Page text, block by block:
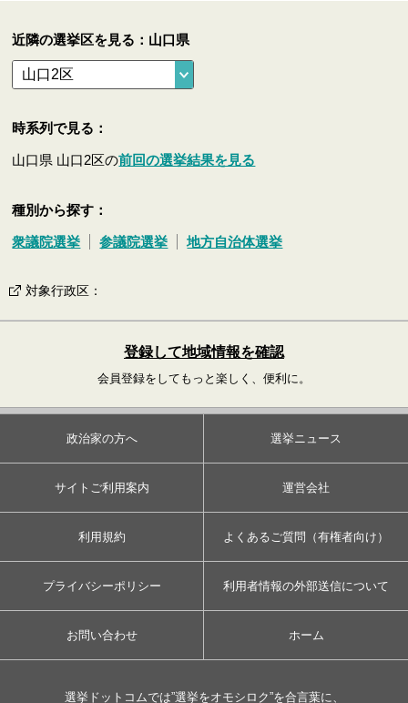
近隣の選挙区を見る：山口県
時系列で見る：
山口県 山口2区の前回の選挙結果を見る
種別から探す：
衆議院選挙 参議院選挙 地方自治体選挙
対象行政区 ：
登録して地域情報を確認
会員登録をしてもっと楽しく、便利に。
政治家の方へ 選挙ニュース
サイトご利用案内 運営会社
利用規約 よくあるご質問（有権者向け）
プライバシーポリシー 利用者情報の外部送信について
お問い合わせ ホーム
選挙ドットコムでは”選挙をオモシロク”を合言葉に、